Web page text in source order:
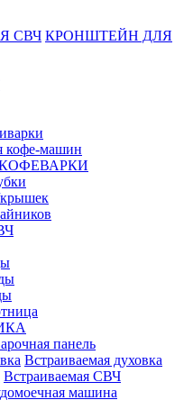
КРОНШТЕЙН ДЛЯ
кофе-машин
панель
Встраиваемая духовка
Встраиваемая СВЧ